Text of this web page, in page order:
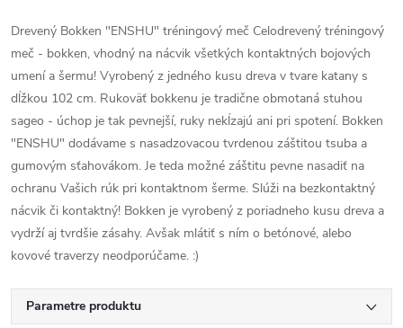
Drevený Bokken "ENSHU" tréningový meč Celodrevený tréningový
meč - bokken, vhodný na nácvik všetkých kontaktných bojových
umení a šermu! Vyrobený z jedného kusu dreva v tvare katany s
dĺžkou 102 cm. Rukoväť bokkenu je tradične obmotaná stuhou
sageo - úchop je tak pevnejší, ruky nekĺzajú ani pri spotení. Bokken
"ENSHU" dodávame s nasadzovacou tvrdenou záštitou tsuba a
gumovým sťahovákom. Je teda možné záštitu pevne nasadiť na
ochranu Vašich rúk pri kontaktnom šerme. Slúži na bezkontaktný
nácvik či kontaktný! Bokken je vyrobený z poriadneho kusu dreva a
vydrží aj tvrdšie zásahy. Avšak mlátiť s ním o betónové, alebo
kovové traverzy neodporúčame. :)
Parametre produktu